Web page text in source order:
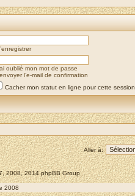
oublié mon mot de passe
l’e-mail de confirmation
Cacher mon statut en ligne pour cette session
Aller à:
2008, 2014 phpBB Group
2008